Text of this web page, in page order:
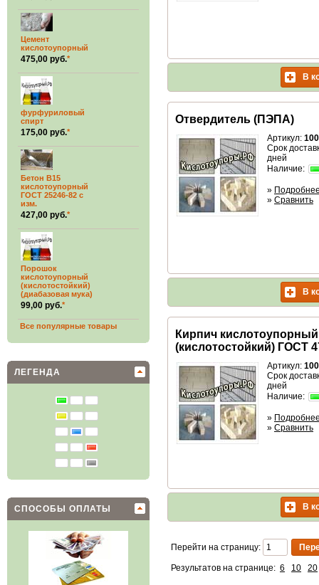
Цемент
кислотоупорный
475,00 руб.*
фурфуриловый
спирт
175,00 руб.*
Бетон В15
кислотоупорный
ГОСТ 25246-82 с
изм.
427,00 руб.*
Порошок
кислотоупорный
(кислотостойкий)
(диабазовая мука)
99,00 руб.*
Все популярные товары
ЛЕГЕНДА
СПОСОБЫ ОПЛАТЫ
В
Отвердитель (ПЭПА)
Артикул:
Срок
дней
Наличие:
»
» Сравнить
В
Кирпич кислотоупорный
(кислотостойкий) ГОСТ
Артикул:
Срок
дней
Наличие:
»
» Сравнить
В
Перейти на страницу:
Результатов на странице: 6 10 20